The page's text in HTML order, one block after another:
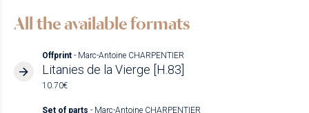
All the available formats
Offprint - Marc-Antoine CHARPENTIER
Litanies de la Vierge [H.83]
10.70€
Set of parts - Marc-Antoine CHARPENTIER